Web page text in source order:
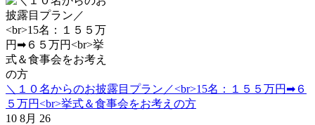
＼１０名からのお披露目プラン／<br>15名：１５５万円➡６
５万円<br>挙式＆食事会をお考えの方
10 8月 26